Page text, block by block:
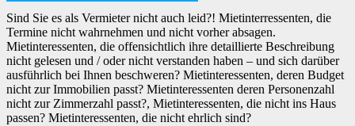
Sind Sie es als Vermieter nicht auch leid?! Mietinterressenten, die
Termine nicht wahrnehmen und nicht vorher absagen.
Mietinteressenten, die offensichtlich ihre detaillierte Beschreibung
nicht gelesen und / oder nicht verstanden haben – und sich darüber
ausführlich bei Ihnen beschweren? Mietinteressenten, deren Budget
nicht zur Immobilien passt? Mietinteressenten deren Personenzahl
nicht zur Zimmerzahl passt?, Mietinteressenten, die nicht ins Haus
passen? Mietinteressenten, die nicht ehrlich sind?